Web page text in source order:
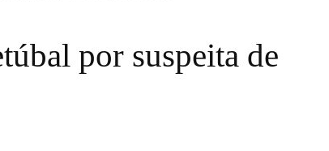
por suspeita de